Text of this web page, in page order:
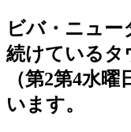
ビバ・ニュー
続けているタ
（第2第4水
います。